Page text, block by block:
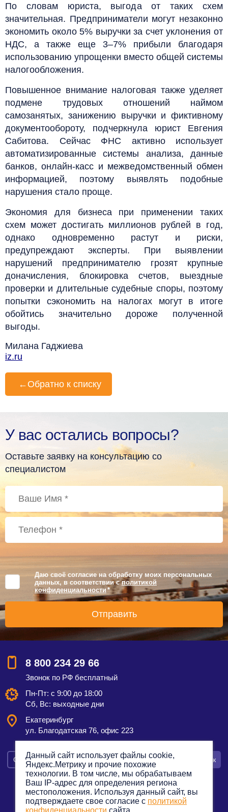
По словам юриста, выгода от таких схем
значительная. Предприниматели могут незаконно
экономить около 5% выручки за счет уклонения от
НДС, а также еще 3–7% прибыли благодаря
использованию упрощенки вместо общей системы
налогообложения.
Повышенное внимание налоговая также уделяет
подмене трудовых отношений наймом
самозанятых, занижению выручки и фиктивному
документообороту, подчеркнула юрист Евгения
Сабитова. Сейчас ФНС активно использует
автоматизированные системы анализа, данные
банков, онлайн-касс и межведомственный обмен
информацией, поэтому выявлять подобные
нарушения стало проще.
Экономия для бизнеса при применении таких
схем может достигать миллионов рублей в год,
однако одновременно растут и риски,
предупреждают эксперты. При выявлении
нарушений предпринимателю грозят крупные
доначисления, блокировка счетов, выездные
проверки и длительные судебные споры, поэтому
попытки сэкономить на налогах могут в итоге
обойтись значительно дороже полученной
выгоды.
Милана Гаджиева
iz.ru
← Обратно к списку
У вас остались вопросы?
Оставьте заявку на консультацию со
специалистом
Даю своё согласие на обработку моих персональных
данных, в соответствии сполитикой
конфиденциальности *
8 800 234 29 66
Звонок по РФ бесплатный
Пн-Пт: с 9:00 до 18:00
Сб, Вс: выходные дни
Екатеринбург
ул. Благодатская 76, офис 223
Смотреть на карте Оставить заявку Заказать звонок
Политика конфиденциальности
Данный сайт использует файлы cookie,
Яндекс.Метрику и прочие похожие
технологии. В том числе, мы обрабатываем
Ваш IP-адрес для определения региона
местоположения. Используя данный сайт, вы
подтверждаете свое согласие с политикой
конфиденциальности сайта.